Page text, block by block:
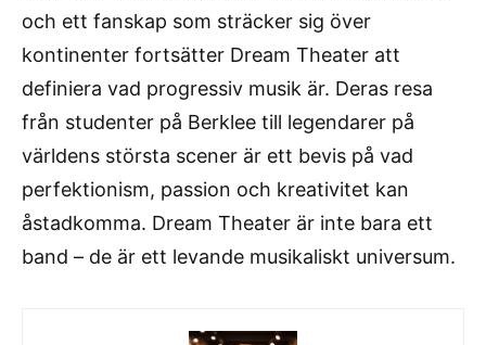
och ett fanskap som sträcker sig över
kontinenter fortsätter Dream Theater att
definiera vad progressiv musik är. Deras resa
från studenter på Berklee till legendarer på
världens största scener är ett bevis på vad
perfektionism, passion och kreativitet kan
åstadkomma. Dream Theater är inte bara ett
band – de är ett levande musikaliskt universum.